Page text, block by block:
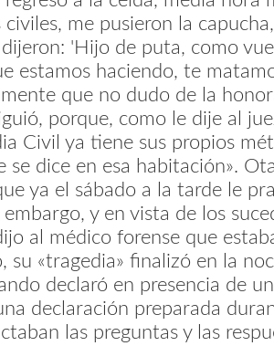
civiles, me pusieron la
'Hijo de puta, como
estamos haciendo, te
que no dudo de la
porque, como le dije al
Civil ya tiene sus propios
se dice en esa habitación».
ya el sábado a la tarde le
embargo, y en vista de los
al médico forense que
su «tragedia» finalizó en la
declaró en presencia de
declaración preparada
las preguntas y las